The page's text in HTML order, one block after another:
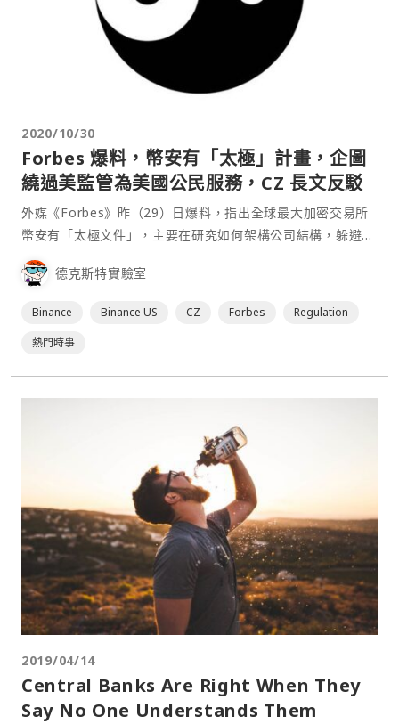
2020/10/30
Forbes 爆料，幣安有「太極」計畫，企圖
繞過美監管為美國公民服務，CZ 長文反駁
外媒《Forbes》昨（29）日爆料，指出全球最大加密交易所
幣安有「太極文件」，主要在研究如何架構公司結構，躲避美
國監管單位，從而服務美國用戶，以及將 Binance US 的收入
德克斯特實驗室
Binance Binance US CZ Forbes
Regulation
熱門時事
2019/04/14
Central Banks Are Right When They
Say No One Understands Them